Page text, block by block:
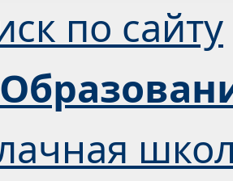
по сайту